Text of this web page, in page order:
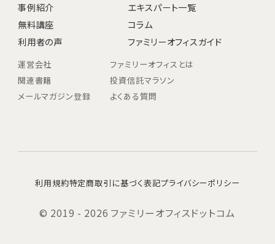
事例紹介
エキスパート一覧
無料講座
コラム
利用者の声
ファミリーオフィスガイド
運営会社
ファミリーオフィスとは
関連書籍
投資信託マラソン
メールマガジン登録
よくある質問
利用規約特定商取引に基づく表記プライバシーポリシー
© 2019 - 2026 ファミリーオフィスドットコム